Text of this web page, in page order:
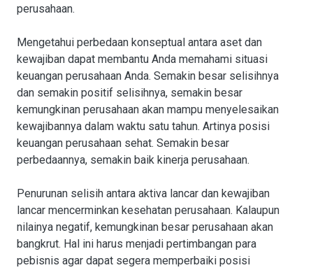
perusahaan.
Mengetahui perbedaan konseptual antara aset dan
kewajiban dapat membantu Anda memahami situasi
keuangan perusahaan Anda. Semakin besar selisihnya
dan semakin positif selisihnya, semakin besar
kemungkinan perusahaan akan mampu menyelesaikan
kewajibannya dalam waktu satu tahun. Artinya posisi
keuangan perusahaan sehat. Semakin besar
perbedaannya, semakin baik kinerja perusahaan.
Penurunan selisih antara aktiva lancar dan kewajiban
lancar mencerminkan kesehatan perusahaan. Kalaupun
nilainya negatif, kemungkinan besar perusahaan akan
bangkrut. Hal ini harus menjadi pertimbangan para
pebisnis agar dapat segera memperbaiki posisi